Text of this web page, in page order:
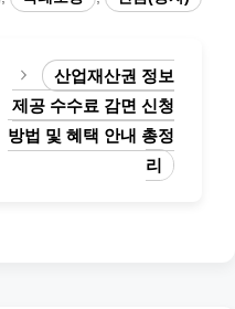
리
산업재산권 정보
제공 수수료 감면 신청
방법 및 혜택 안내 총정
리